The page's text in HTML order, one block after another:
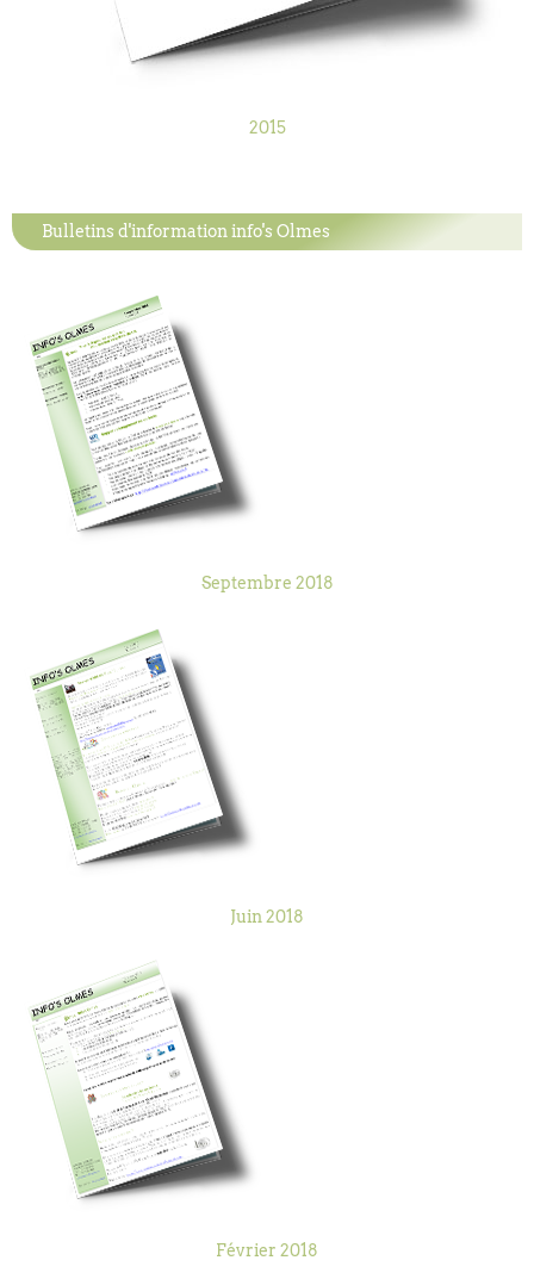
2015
Bulletins d'information info's Olmes
Septembre 2018
Juin 2018
Février 2018